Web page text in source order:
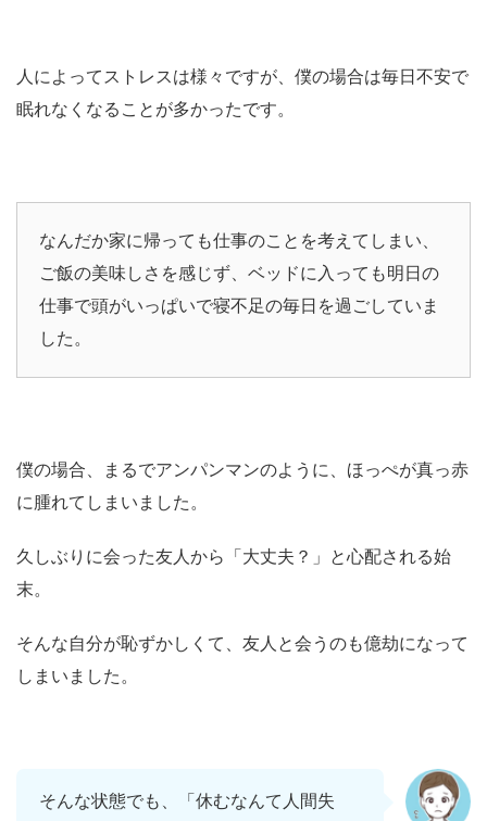
人によってストレスは様々ですが、僕の場合は毎日不安で
眠れなくなることが多かったです。
なんだか家に帰っても仕事のことを考えてしまい、
ご飯の美味しさを感じず、ベッドに入っても明日の
仕事で頭がいっぱいで寝不足の毎日を過ごしていま
した。
僕の場合、まるでアンパンマンのように、ほっぺが真っ赤
に腫れてしまいました。
久しぶりに会った友人から「大丈夫？」と心配される始
末。
そんな自分が恥ずかしくて、友人と会うのも億劫になって
しまいました。
そんな状態でも、「休むなんて人間失